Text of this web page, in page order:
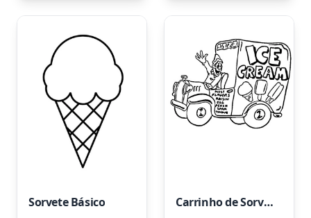
Sorvete Básico Carrinho de Sorvete